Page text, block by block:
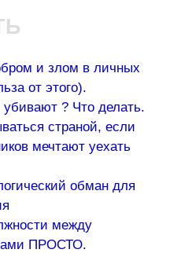
и злом в личных
от этого).
убивают ? Что делать.
страной, если
мечтают уехать
обман для
между
ПРОСТО.